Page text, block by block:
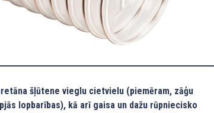
šļūtene vieglu cietvielu (piemēram, zāģu
lopbarības), kā arī gaisa un dažu rūpniecisko